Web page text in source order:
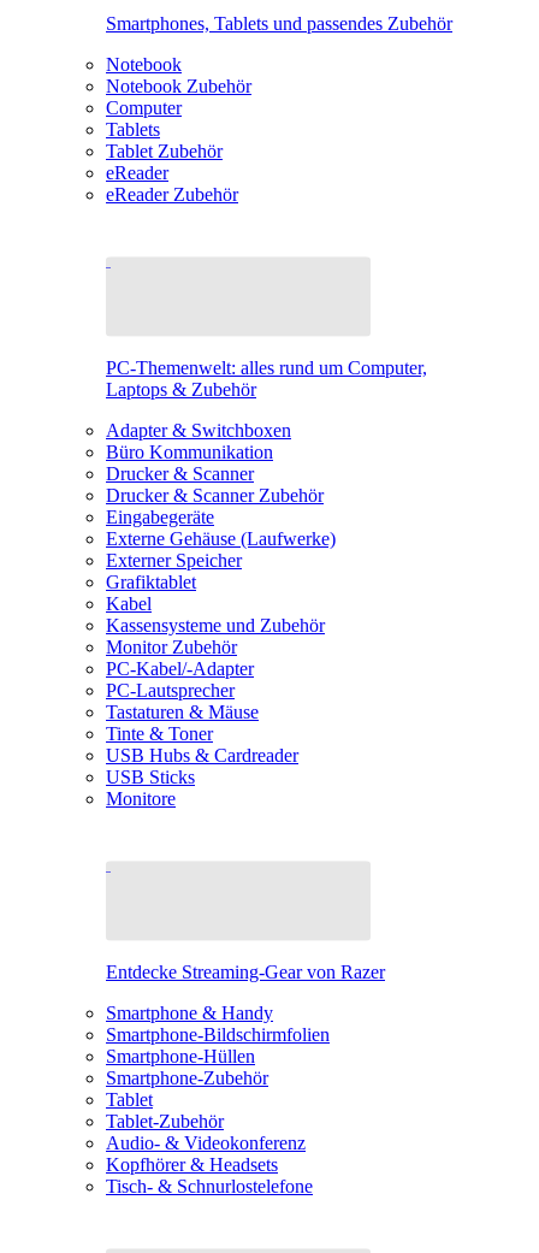
Smartphones, Tablets und passendes Zubehör
Notebook
Notebook Zubehör
Computer
Tablets
Tablet Zubehör
eReader
eReader Zubehör
PC-Themenwelt: alles rund um Computer,
Laptops & Zubehör
Adapter & Switchboxen
Büro Kommunikation
Drucker & Scanner
Drucker & Scanner Zubehör
Eingabegeräte
Externe Gehäuse (Laufwerke)
Externer Speicher
Grafiktablet
Kabel
Kassensysteme und Zubehör
Monitor Zubehör
PC-Kabel/-Adapter
PC-Lautsprecher
Tastaturen & Mäuse
Tinte & Toner
USB Hubs & Cardreader
USB Sticks
Monitore
Entdecke Streaming-Gear von Razer
Smartphone & Handy
Smartphone-Bildschirmfolien
Smartphone-Hüllen
Smartphone-Zubehör
Tablet
Tablet-Zubehör
Audio- & Videokonferenz
Kopfhörer & Headsets
Tisch- & Schnurlostelefone